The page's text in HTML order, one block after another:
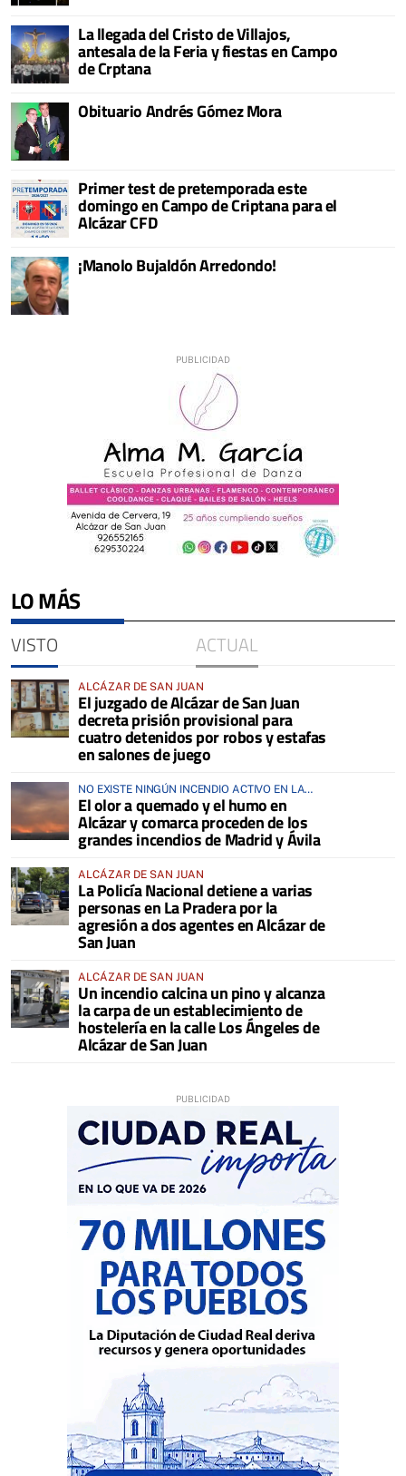
La llegada del Cristo de Villajos,
antesala de la Feria y fiestas en Campo
de Crptana
Obituario Andrés Gómez Mora
Primer test de pretemporada este
domingo en Campo de Criptana para el
Alcázar CFD
¡Manolo Bujaldón Arredondo!
LO MÁS
VISTO ACTUAL
ALCÁZAR DE SAN JUAN
El juzgado de Alcázar de San Juan
decreta prisión provisional para
cuatro detenidos por robos y estafas
en salones de juego
NO EXISTE NINGÚN INCENDIO ACTIVO EN LA
COMARCA
El olor a quemado y el humo en
Alcázar y comarca proceden de los
grandes incendios de Madrid y Ávila
ALCÁZAR DE SAN JUAN
La Policía Nacional detiene a varias
personas en La Pradera por la
agresión a dos agentes en Alcázar de
San Juan
ALCÁZAR DE SAN JUAN
Un incendio calcina un pino y alcanza
la carpa de un establecimiento de
hostelería en la calle Los Ángeles de
Alcázar de San Juan